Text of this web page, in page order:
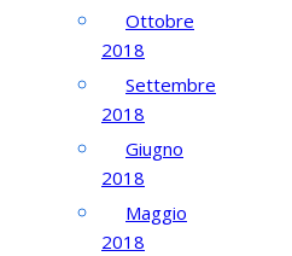
Ottobre
2018
Settembre
2018
Giugno
2018
Maggio
2018